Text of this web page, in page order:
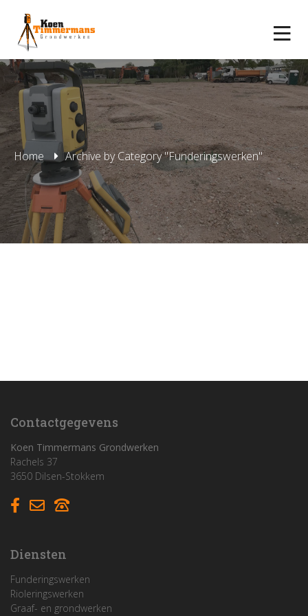
Funderingswerken
Graaf- en grondwerken
Aanleg parkings
Home Archive by Category "Funderingswerken"
Contactgegevens
Koen Timmermans Grondwerken
Rachels 37
3650 Dilsen-Stokkem
Diensten
Funderingswerken
Rioleringswerken
Graaf- en grondwerken